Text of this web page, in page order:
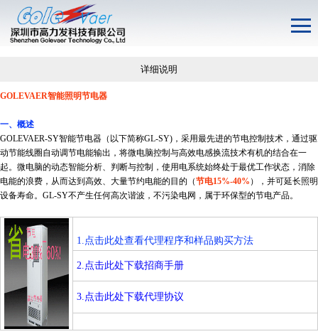
详细说明
GOLEVAER智能照明节电器
一、概述
GOLEVAER-SY智能节电器（以下简称GL-SY)，采用最先进的节电控制技术，通过驱
动节能线圈自动调节电能输出，将微电脑控制与高效电感换流技术有机的结合在一
起。微电脑的动态智能分析、判断与控制，使用电系统始终处于最优工作状态，消除
电能的浪费，从而达到高效、大量节约电能的目的（节电15%-40% ），并可延长照明
设备寿命。GL-SY不产生任何高次谐波，不污染电网，属于环保型的节电产品。
1.点击此处查看代理程序和样品购买方法
2.点击此处下载招商手册
3.点击此处下载代理协议